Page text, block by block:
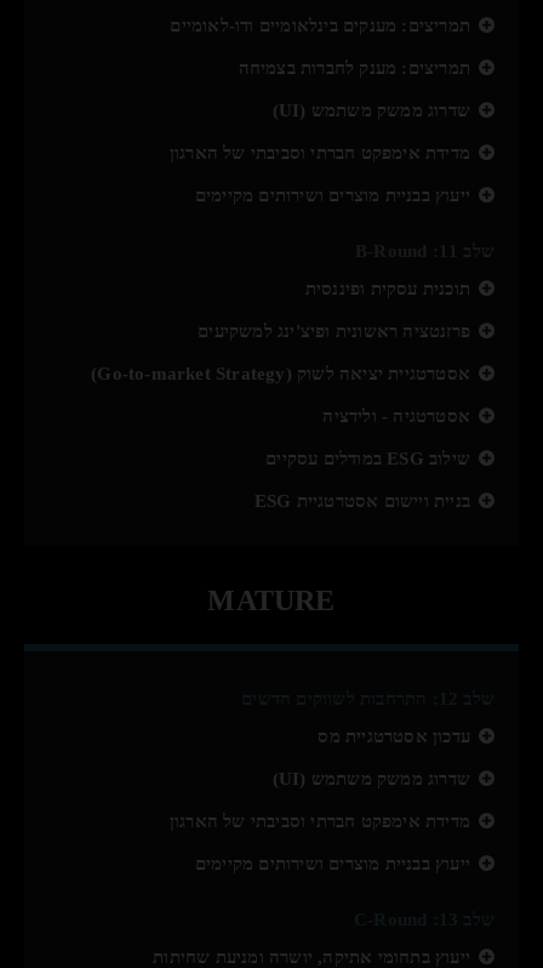
תמריצים: מענקים בינלאומיים ודו-לאומיים
תמריצים: מענק לחברות בצמיחה
שדרוג ממשק משתמש (UI)
מדידת אימפקט חברתי וסביבתי של הארגון
ייעוץ בבניית מוצרים ושירותים מקיימים
תוכנית עסקית ופיננסית
פרזנטציה ראשונית ופיצ'ינג למשקיעים
אסטרטגיית יציאה לשוק (Go-to-market Strategy)
אסטרטגיה - ולידציה
שילוב ESG במודלים עסקיים
בניית ויישום אסטרטגיית ESG
MATURE
עדכון אסטרטגיית מס
שדרוג ממשק משתמש (UI)
מדידת אימפקט חברתי וסביבתי של הארגון
ייעוץ בבניית מוצרים ושירותים מקיימים
ייעוץ בתחומי אתיקה, יושרה ומניעת שחיתות